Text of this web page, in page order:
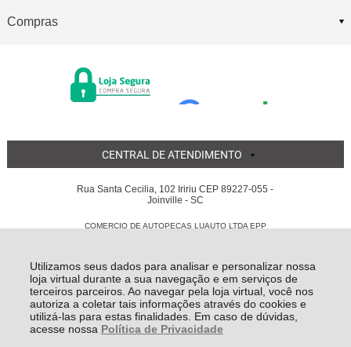
Utilizamos seus dados para analisar e personalizar nossa
loja virtual durante a sua navegação e em serviços de
terceiros parceiros. Ao navegar pela loja virtual, você nos
autoriza a coletar tais informações através do cookies e
utilizá-las para estas finalidades. Em caso de dúvidas,
acesse nossa Política de Privacidade
Compras
CENTRAL DE ATENDIMENTO
Rua Santa Cecilia, 102 Iririu CEP 89227-055 -
Joinville - SC
COMERCIO DE AUTOPECAS LUAUTO LTDA EPP